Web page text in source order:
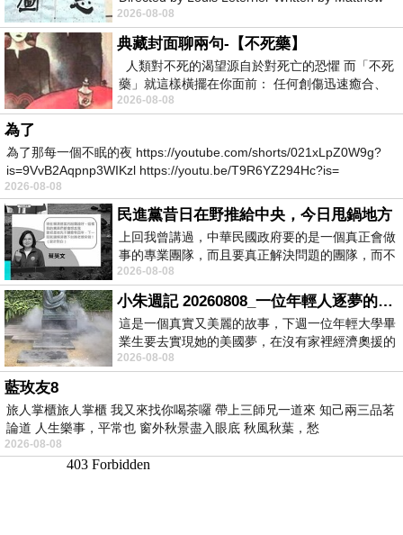
Robinson Starring Greta Lee Wa
2026-08-08
典藏封面聊兩句-【不死藥】
人類對不死的渴望源自於對死亡的恐懼 而「不死
藥」就這樣橫擺在你面前： 任何創傷迅速癒合、
停止衰老、痛覺消失…堪
2026-08-08
為了
為了那每一個不眠的夜 https://youtube.com/shorts/021xLpZ0W9g?
is=9VvB2Aqpnp3WIKzl https://youtu.be/T9R6YZ294Hc?is=
2026-08-08
民進黨昔日在野推給中央，今日甩鍋地方
上回我曾講過，中華民國政府要的是一個真正會做
事的專業團隊，而且要真正解決問題的團隊，而不
是只會到處甩鍋的雙標團隊，最近民進黨
2026-08-08
小朱週記 20260808_一位年輕人逐夢的真實故事
這是一個真實又美麗的故事，下週一位年輕大學畢
業生要去實現她的美國夢，在沒有家裡經濟奧援的
情況下，靠著自我努力工作累積出國基
2026-08-08
藍玫友8
旅人掌櫃旅人掌櫃 我又來找你喝茶囉 帶上三師兄一道來 知己兩三品茗
論道 人生樂事，平常也 窗外秋景盡入眼底 秋風秋葉，愁
2026-08-08